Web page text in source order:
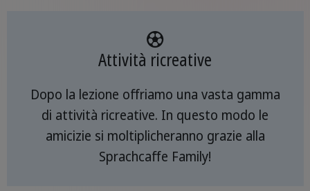
Attività ricreative
Dopo la lezione offriamo una vasta gamma
di attività ricreative. In questo modo le
amicizie si moltiplicheranno grazie alla
Sprachcaffe Family!